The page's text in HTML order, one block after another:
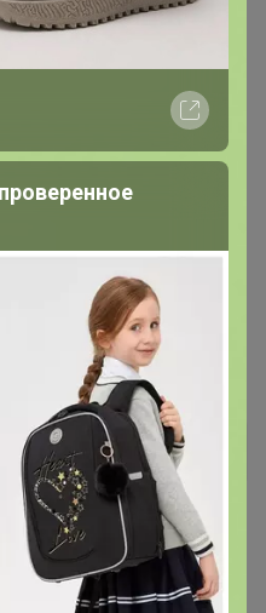
ослабевать).
продуктов, которые
46 % нейлон (с
нейлонового
информация
2